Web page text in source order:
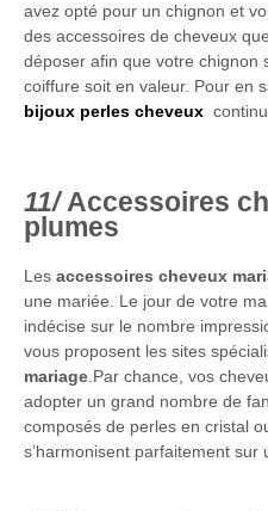
avez opté pour un chignon et
des accessoires de cheveux
déposer afin que votre chignon
coiffure soit en valeur. Pour en
bijoux perles cheveux
Accessoires
plumes
Les accessoires cheveux
une mariée. Le jour de votre
indécise sur le nombre
vous proposent les sites
mariage .Par chance, vos
adopter un grand nombre de
composés de perles en cristal
s’harmonisent parfaitement sur